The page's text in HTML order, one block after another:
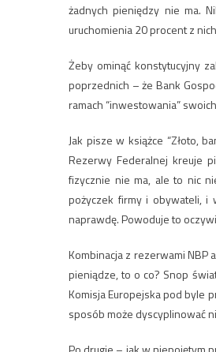
żadnych pieniędzy nie ma.
uruchomienia 20 procent z
Żeby ominąć konstytucyjny
poprzednich – że Bank
ramach “inwestowania”
Jak pisze w książce “Złoto,
Rezerwy Federalnej kreuje
fizycznie nie ma, ale to nic
pożyczek firmy i obywateli, i
naprawdę. Powoduje to
Kombinacja z rezerwami
pieniądze, to o co? Snop
Komisja Europejska pod byle
sposób może dyscyplinować